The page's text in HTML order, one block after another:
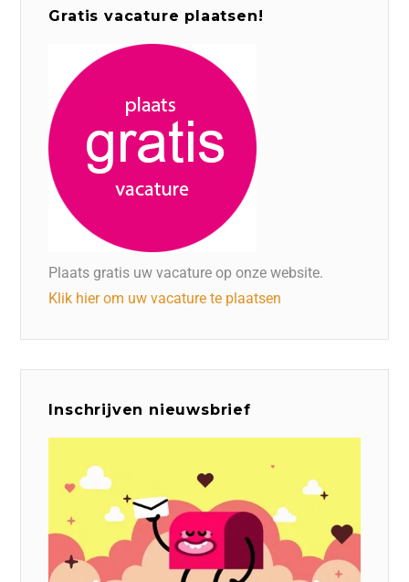
Gratis vacature plaatsen!
Plaats gratis uw vacature op onze website.
Klik hier om uw vacature te plaatsen
Inschrijven nieuwsbrief